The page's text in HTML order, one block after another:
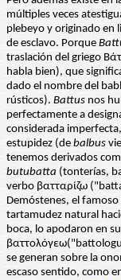
múltiples veces
plebeyo y originado en
de esclavo. Porque
traslación del griego
habla bien), que
dado el nombre del
rústicos). Battus nos
perfectamente a
considerada
estupidez (de balbus
tenemos derivados
butubatta (tonterías,
verbo βατταρίζω
Demóstenes, el
tartamudez natural
boca, lo apodaron en
se generan sobre la
escaso sentido, como